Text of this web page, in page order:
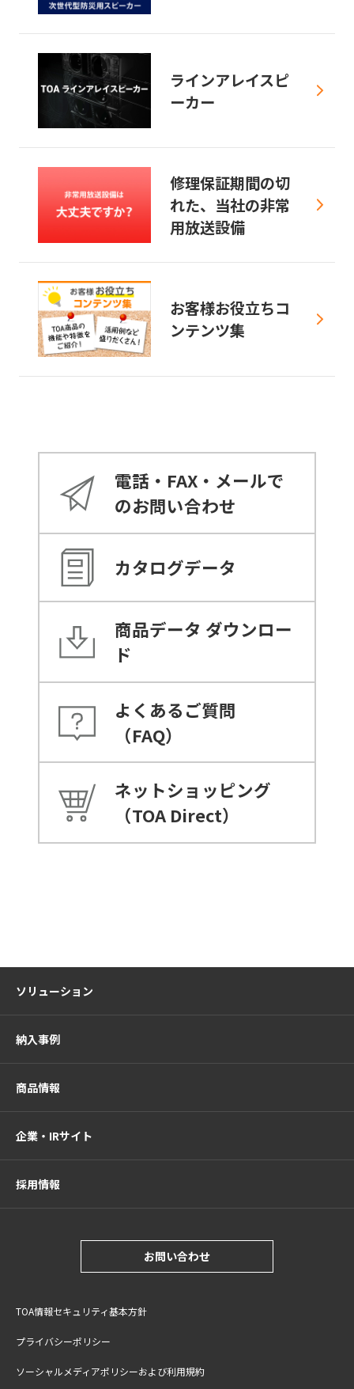
ラインアレイスピ
ーカー
修理保証期間の切
れた、当社の非常
用放送設備
お客様お役立ちコ
ンテンツ集
電話・FAX・メールで
のお問い合わせ
カタログデータ
商品データ ダウンロー
ド
よくあるご質問
（FAQ）
ネットショッピング
（TOA Direct）
ソリューション
納入事例
商品情報
企業・IRサイト
採用情報
お問い合わせ
TOA情報セキュリティ基本方針
プライバシーポリシー
ソーシャルメディアポリシーおよび利用規約